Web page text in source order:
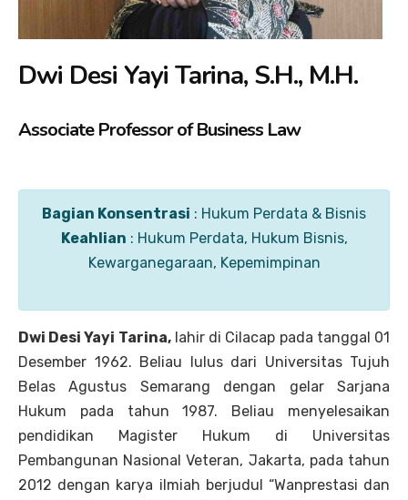
Dwi Desi Yayi Tarina, S.H., M.H.
Associate Professor of Business Law
Bagian Konsentrasi : Hukum Perdata & Bisnis
Keahlian : Hukum Perdata, Hukum Bisnis,
Kewarganegaraan, Kepemimpinan
Dwi Desi Yayi Tarina,lahir di Cilacap pada tanggal 01
Desember 1962. Beliau lulus dari Universitas Tujuh
Belas Agustus Semarang dengan gelar Sarjana
Hukum pada tahun 1987. Beliau menyelesaikan
pendidikan Magister Hukum di Universitas
Pembangunan Nasional Veteran, Jakarta, pada tahun
2012 dengan karya ilmiah berjudul “Wanprestasi dan